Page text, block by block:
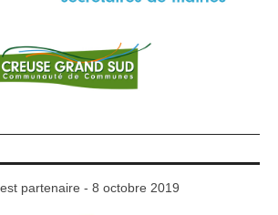
partenaire - 8 octobre 2019